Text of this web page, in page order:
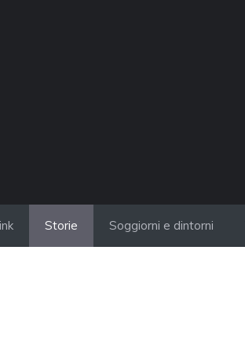
Storie Soggiorni e dintorni